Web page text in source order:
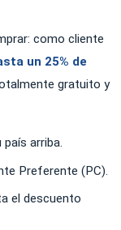
como cliente
un 25% de
gratuito y
arriba.
Preferente (PC).
el descuento